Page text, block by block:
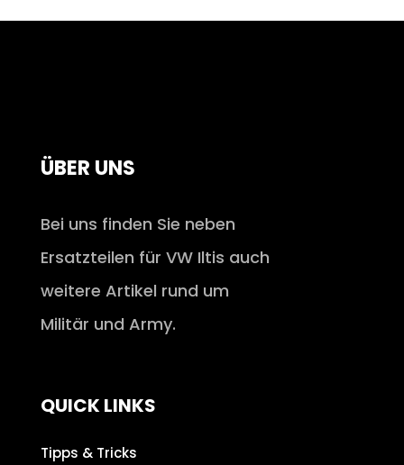
ÜBER UNS
Bei uns finden Sie neben
Ersatzteilen für VW Iltis auch
weitere Artikel rund um
Militär und Army.
QUICK LINKS
Tipps & Tricks